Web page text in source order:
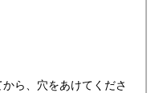
ら、穴をあけてくださ